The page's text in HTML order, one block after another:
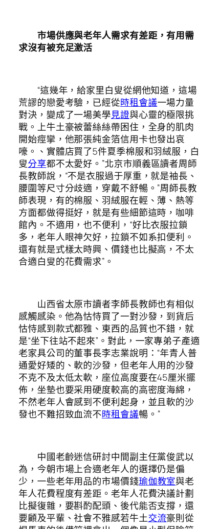
市場供應與老年人需求有差距，有用需
求沒有被充足激活
“這幾年，給家里白叟從網他知道，這場
荒謬的戀愛考驗，已經從時租會議一場力量
對決，變成了一場美學見證與心靈的極限挑
戰。上牛土豪被蕾絲絲帶困住，全身的肌肉
開始痙攣，他那張純金箔信用卡也發出哀
嚎。、實體店買了5件夏季棉服和羽絨服，白
叟分享都不太愛好。”北京市順義區讀者周師
長教師說，“不是衣服過于厚重，就是袖長、
腰圍等尺寸分歧適，穿戴不舒暢。”周師長教
師表現，有的棉服、羽絨服在輕、薄、熱等
方面都做得挺好，就是有些細節這時，咖啡
館內。不適用，也不便利，“好比衣服拉鎖
多，老年人眼神欠好，拉鎖不如系扣便利。
還有就是式樣太時興、價錢也比擬高，不太
合適白叟的花費需求”。
山西省太原市讀者李師長教師也有相似
感觸感染。他為怙恃買了一對沙發，到貨后
怙恃感到款式都雅、東西的品質也不錯，就
是“坐下往站不起來”。對此，一家專弟子產適
老家具公司的董事長李志業說明：“年青人普
通愛好矮的、軟的沙發，但老年人用的沙發
不克不及太低太軟，座位高度要在45厘米擺
佈，坐墊也要采用硬度較高的高密度海綿，
不然老年人會感到不便利起身，並且軟的沙
發也不難招致血流不時租會議暢。”
中國老齡迷信研討中間副主任黨俊武以
為，今朝市場上合適老年人的選擇仍是偏
少，一些老年用品的市場價錢瑜伽教室與老
年人花費程度有差距。老年人花費決議計劃
比擬復雜，要斟酌配頭、後代能否支撐，還
要顧及平輩、社會不雅感若牛土交流豪則從